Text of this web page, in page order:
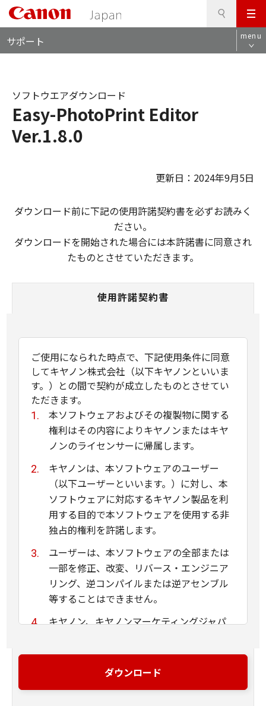
メ
ニ
ュ
サポート menu
Easy-PhotoPrint Editor
Ver.1.8.0
ソフトウエアダウンロード
更新日：2024年9月5日
ダウンロード前に下記の使用許諾契約書を必ずお読みく
ださい。
ダウンロードを開始された場合には本許諾書に同意され
たものとさせていただきます。
使用許諾契約書
ご使用になられた時点で、下記使用条件に同意
してキヤノン株式会社（以下キヤノンといいま
す。）との間で契約が成立したものとさせてい
ただきます。
本ソフトウェアおよびその複製物に関する
権利はその内容によりキヤノンまたはキヤ
ノンのライセンサーに帰属します。
キヤノンは、本ソフトウェアのユーザー
（以下ユーザーといいます。）に対し、本
ソフトウェアに対応するキヤノン製品を利
用する目的で本ソフトウェアを使用する非
独占的権利を許諾します。
ユーザーは、本ソフトウェアの全部または
一部を修正、改変、リバース・エンジニア
リング、逆コンパイルまたは逆アセンブル
等することはできません。
キヤノン、キヤノンマーケティングジャパ
は、本ソフトウェアがユーザーの特定の目
的のために適当であること、もしくは有用
ダウンロード